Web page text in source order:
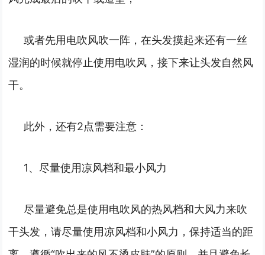
或者先用电吹风吹一阵，在头发摸起来还有一丝
湿润的时候就停止使用电吹风，接下来让头发自然风
干。
此外，还有2点需要注意：
1、尽量使用凉风档和最小风力
尽量避免总是使用电吹风的热风档和大风力来吹
干头发，请尽量使用凉风档和小风力，保持适当的距